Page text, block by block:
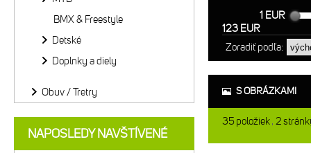
1 EUR
123 EUR
Zoradiť podľa:
S OBRÁZKAMI
35položiek 2
BMX & Freestyle
Detské
Doplnky a diely
Obuv / Tretry
NAPOSLEDY NAVŠTÍVENÉ